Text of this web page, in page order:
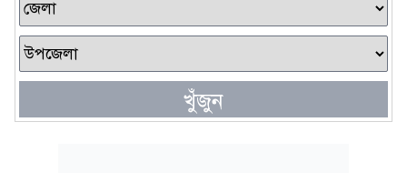
খুঁজুন